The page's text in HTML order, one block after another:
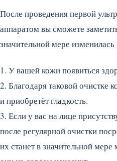
После проведения первой
аппаратом вы сможете
значительной мере
1. У вашей кожи появиться
2. Благодаря таковой очистке
и приобретёт гладкость.
3. Если у вас на лице
после регулярной очистки
их станет в значительной